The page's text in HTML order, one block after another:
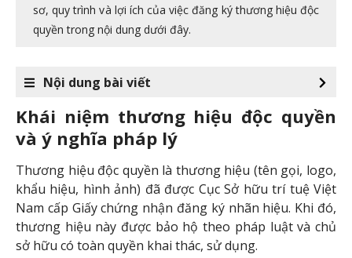
sơ, quy trình và lợi ích của việc đăng ký thương hiệu độc
quyền trong nội dung dưới đây.
Nội dung bài viết
Khái niệm thương hiệu độc quyền
và ý nghĩa pháp lý
Thương hiệu độc quyền là thương hiệu (tên gọi, logo,
khẩu hiệu, hình ảnh) đã được Cục Sở hữu trí tuệ Việt
Nam cấp Giấy chứng nhận đăng ký nhãn hiệu. Khi đó,
thương hiệu này được bảo hộ theo pháp luật và chủ
sở hữu có toàn quyền khai thác, sử dụng.